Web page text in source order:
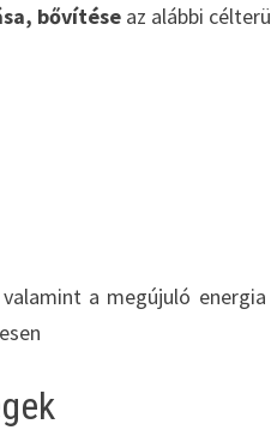
bővítése az alábbi
a megújuló